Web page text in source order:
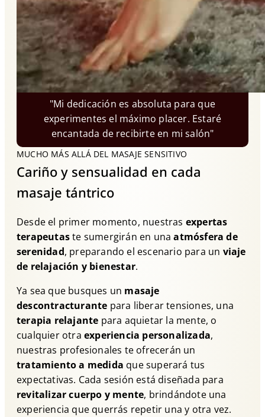
"Mi dedicación es absoluta para que
experimentes el máximo placer. Estaré
encantada de recibirte en mi salón"
MUCHO MÁS ALLÁ DEL MASAJE SENSITIVO
Cariño y sensualidad en cada
masaje tántrico
Desde el primer momento, nuestras expertas
terapeutaste sumergirán en unaatmósfera de
serenidad, preparando el escenario para un viaje
de relajación y bienestar.
Ya sea que busques un masaje
descontracturante para liberar tensiones, una
terapia relajante para aquietar la mente, o
cualquier otra experiencia personalizada,
nuestras profesionales te ofrecerán un
tratamiento a medida que superará tus
expectativas. Cada sesión está diseñada para
revitalizar cuerpo y mente, brindándote una
experiencia que querrás repetir una y otra vez.